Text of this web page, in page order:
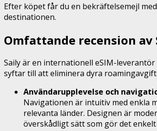
Efter köpet får du en bekräftelsemejl
destinationen.
Omfattande recension av
Saily är en internationell eSIM-
syftar till att eliminera dyra
Användarupplevelse och
Navigationen är intuitiv med enkla
relevanta länder. Designen är
överskådligt sätt som gör det